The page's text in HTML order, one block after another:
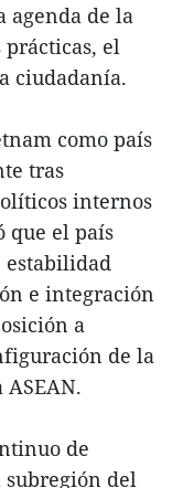
agenda de la
prácticas, el
ciudadanía.
como país
tras
internos
que el país
estabilidad
e integración
a
de la
de
subregión del